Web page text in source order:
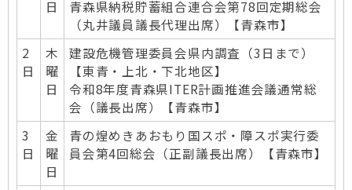
日
青森県納税貯蓄組合連合会第78回定期総会
（丸井議員議長代理出席）【青森市】
2
日
木
曜
日
建設危機管理委員会県内調査（3日まで）
【東青・上北・下北地区】
令和8年度青森県ITER計画推進会議通常総
会（議長出席）【青森市】
3
日
金
曜
日
青の煌めきあおもり国スポ・障スポ実行委
員会第4回総会（正副議長出席）【青森市】